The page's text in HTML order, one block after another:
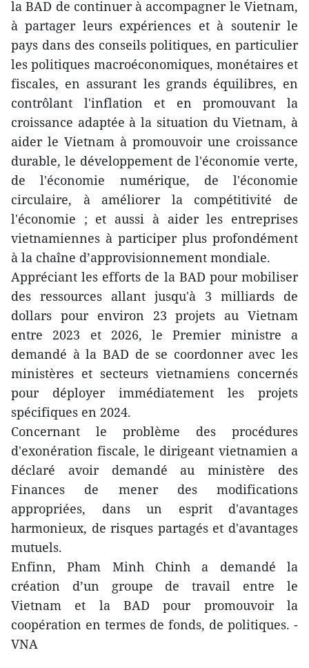
la BAD de continuer à accompagner le Vietnam,
à partager leurs expériences et à soutenir le
pays dans des conseils politiques, en particulier
les politiques macroéconomiques, monétaires et
fiscales, en assurant les grands équilibres, en
contrôlant l'inflation et en promouvant la
croissance adaptée à la situation du Vietnam, à
aider le Vietnam à promouvoir une croissance
durable, le développement de l'économie verte,
de l'économie numérique, de l'économie
circulaire, à améliorer la compétitivité de
l'économie ; et aussi à aider les entreprises
vietnamiennes à participer plus profondément
à la chaîne d’approvisionnement mondiale.
Appréciant les efforts de la BAD pour mobiliser
des ressources allant jusqu'à 3 milliards de
dollars pour environ 23 projets au Vietnam
entre 2023 et 2026, le Premier ministre a
demandé à la BAD de se coordonner avec les
ministères et secteurs vietnamiens concernés
pour déployer immédiatement les projets
spécifiques en 2024.
Concernant le problème des procédures
d'exonération fiscale, le dirigeant vietnamien a
déclaré avoir demandé au ministère des
Finances de mener des modifications
appropriées, dans un esprit d'avantages
harmonieux, de risques partagés et d'avantages
mutuels.
Enfinn, Pham Minh Chinh a demandé la
création d’un groupe de travail entre le
Vietnam et la BAD pour promouvoir la
coopération en termes de fonds, de politiques. -
VNA